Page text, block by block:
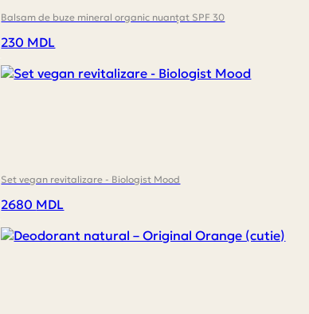
Balsam de buze mineral organic nuanțat SPF 30
230 MDL
Set vegan revitalizare - Biologist Mood
2680 MDL